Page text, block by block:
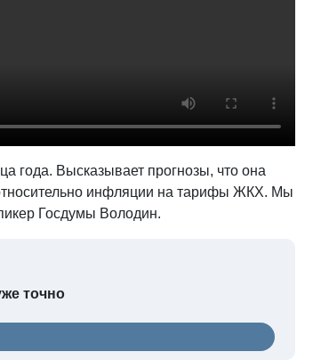
года. Высказывает прогнозы, что она
относительно инфляции на тарифы ЖКХ. Мы
Госдумы Володин.
точно